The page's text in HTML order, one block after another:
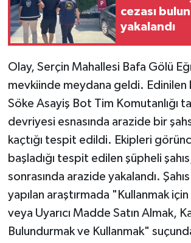
cezası
yakalandı
Olay, Serçin Mahallesi Bafa Gölü
mevkiinde meydana geldi.
Söke Asayiş Bot Tim Komutanlığı
devriyesi esnasında arazide bir
kaçtığı tespit edildi. Ekipleri
başladığı tespit edilen şüpheli
sonrasında arazide yakalandı. Şahıs
yapılan araştırmada "Kullanmak
veya Uyarıcı Madde Satın Almak,
Bulundurmak ve Kullanmak"